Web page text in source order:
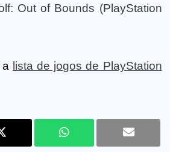
Out of Bounds (PlayStation
a lista de jogos de PlayStation